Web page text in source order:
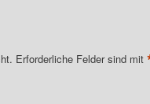
Erforderliche Felder sind mit